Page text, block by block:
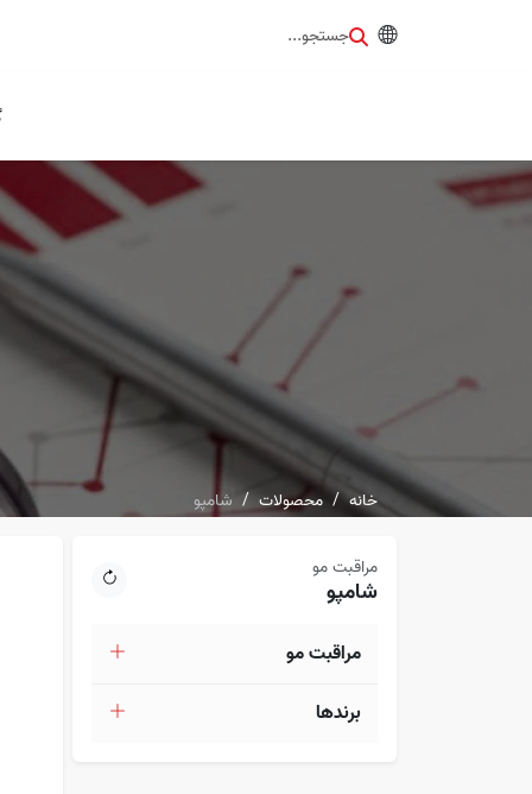
جستجو...
خانه محصولات شامپو
مراقبت مو
شامپو
مراقبت مو
برندها